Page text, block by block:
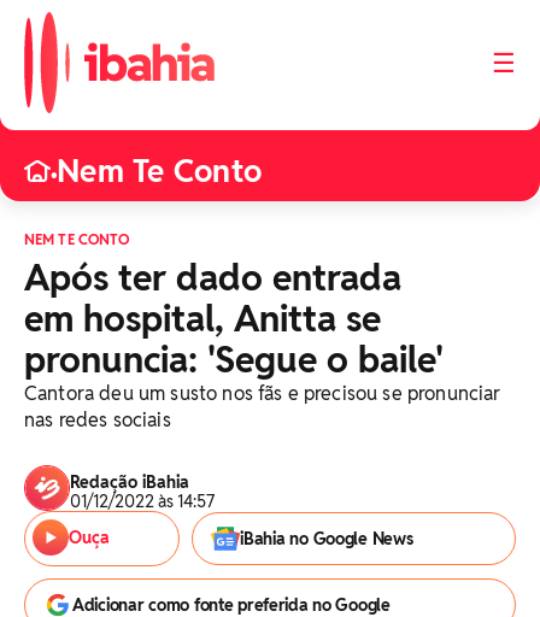
☰
•Nem Te Conto
NEM TE CONTO
Após ter dado entrada
em hospital, Anitta se
pronuncia: 'Segue o baile'
Cantora deu um susto nos fãs e precisou se pronunciar
nas redes sociais
Redação iBahia
01/12/2022 às 14:57
Ouça
iBahia no Google News
Adicionar como fonte preferida no Google